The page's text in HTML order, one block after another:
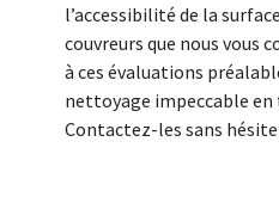
l’accessibilité de la
couvreurs que nous vous
à ces évaluations
nettoyage impeccable
Contactez-les sans